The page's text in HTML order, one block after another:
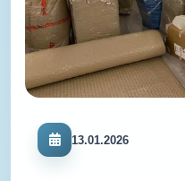
13.01.2026